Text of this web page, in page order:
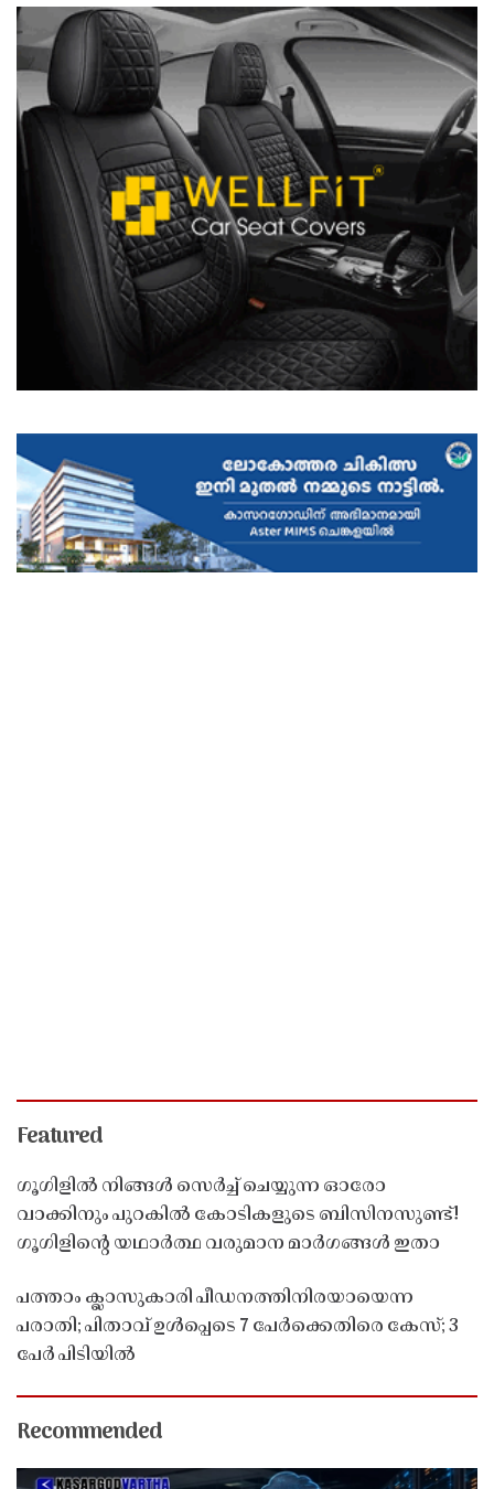
Featured
ഗൂഗിളിൽ നിങ്ങൾ സെർച്ച് ചെയ്യുന്ന ഓരോ
വാക്കിനും പുറകിൽ കോടികളുടെ ബിസിനസുണ്ട്!
ഗൂഗിളിന്റെ യഥാർത്ഥ വരുമാന മാർഗങ്ങൾ ഇതാ
പത്താം ക്ലാസുകാരി പീഡനത്തിനിരയായെന്ന
പരാതി; പിതാവ് ഉൾപ്പെടെ 7 പേർക്കെതിരെ കേസ്; 3
പേർ പിടിയിൽ
Recommended